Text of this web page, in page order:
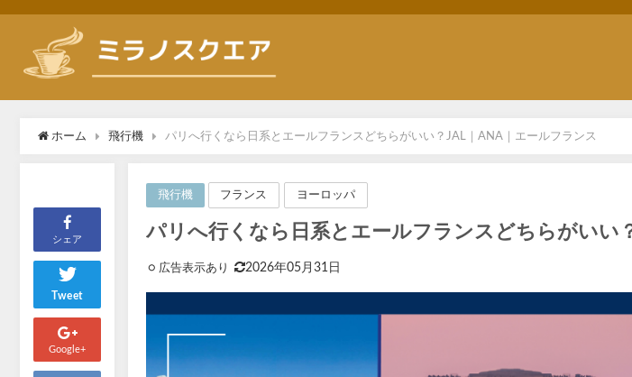
ホーム 飛行機 パリへ行くなら日系とエールフランスどちらがいい？JAL｜ANA｜エールフランス
シェア
Tweet
Google+
飛行機 フランス ヨーロッパ
パリへ行くなら日系とエールフランスどちらがいい
2026年05月31日